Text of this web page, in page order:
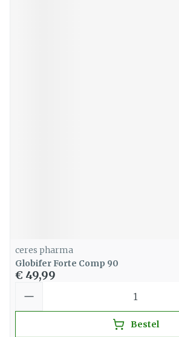
ceres pharma
Globifer Forte Comp 90
€ 49,99
Bestel